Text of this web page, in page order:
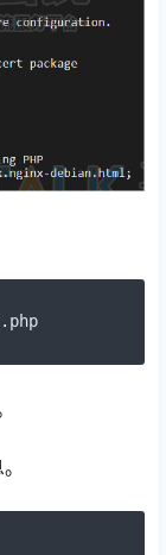
. php